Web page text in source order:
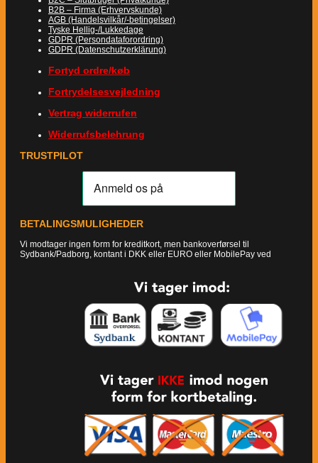
B2B – Firma (Erhvervskunde)
AGB (Handelsvilkår/-betingelser)
Tyske Hellig-/Lukkedage
GDPR (Persondataforordring)
GDPR (Datenschutzerklärung)
Fortyd ordre/køb
Fortrydelsesvejledning
Vertrag widerrufen
Widerrufsbelehrung
TRUSTPILOT
BETALINGSMULIGHEDER
Vi modtager ingen form for kreditkort, men bankoverførsel til
Sydbank/Padborg, kontant i DKK eller EURO eller MobilePay ved